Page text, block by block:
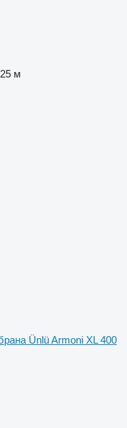
м
Ünlü Armoni XL 400